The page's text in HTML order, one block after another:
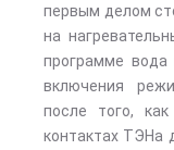
первым делом
на
программе вода
включения
после того,
контактах ТЭНа